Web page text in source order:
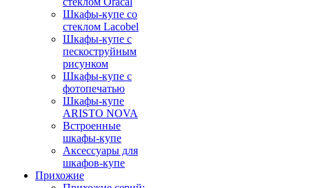
Шкафы-купе со
стеклом Lacobel
Шкафы-купе с
пескоструйным
рисунком
Шкафы-купе с
фотопечатью
Шкафы-купе
ARISTO NOVA
Встроенные
шкафы-купе
Аксессуары для
шкафов-купе
Прихожие